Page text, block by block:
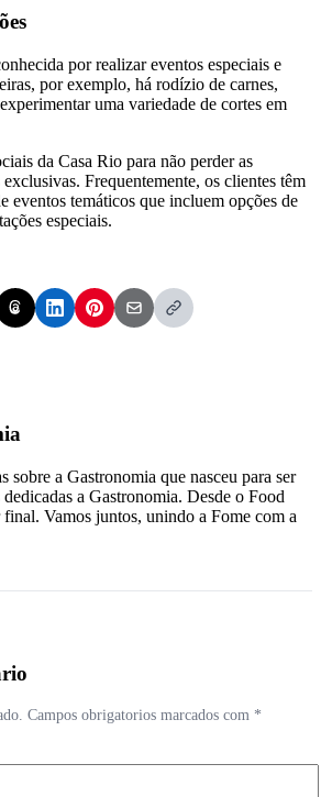
por realizar eventos especiais e
por exemplo, há rodízio de carnes,
uma variedade de cortes em
da Casa Rio para não perder as
Frequentemente, os clientes têm
eventos temáticos que incluem opções de
especiais.
sobre a Gastronomia que nasceu para ser
a Gastronomia. Desde o Food
Vamos juntos, unindo a Fome com a
Campos obrigatorios marcados com *